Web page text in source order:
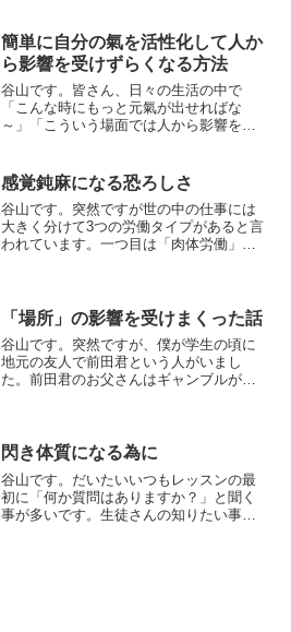
た。・・・・・・・・・う～ん この質
問の答えとしては「そりゃそ...
簡単に自分の氣を活性化して人か
ら影響を受けずらくなる方法
谷山です。皆さん、日々の生活の中で
「こんな時にもっと元氣が出せればな
～」「こういう場面では人から影響を受
んな事を感じた事はありませんか？そん
な皆さんに今日ご紹介するのは...
感覚鈍麻になる恐ろしさ
谷山です。突然ですが世の中の仕事には
大きく分けて3つの労働タイプがあると言
われています。一つ目は「肉体労働」二
はカテゴライズされてい...
「場所」の影響を受けまくった話
谷山です。突然ですが、僕が学生の頃に
地元の友人で前田君という人がいまし
た。前田君のお父さんはギャンブルが大
たそうです。そんな前田君はお...
閃き体質になる為に
谷山です。だいたいいつもレッスンの最
初に「何か質問はありますか？」と聞く
事が多いです。生徒さんの知りたい事や